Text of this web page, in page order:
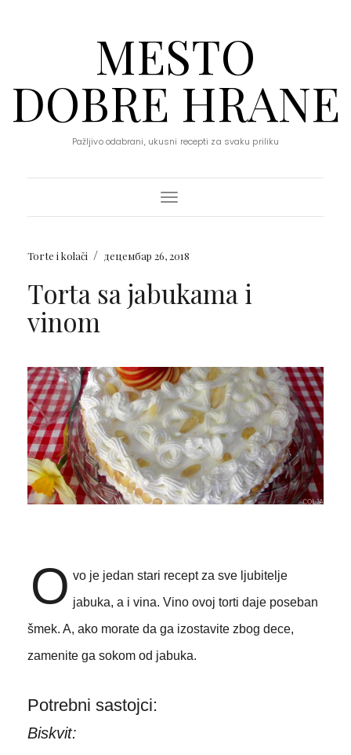
MESTO
DOBRE HRANE
Pažljivo odabrani, ukusni recepti za svaku priliku
Toggle Navigation
Torte i kolači / децембар 26, 2018
Torta sa jabukama i
vinom
O vo je jedan stari recept za sve ljubitelje
jabuka, a i vina. Vino ovoj torti daje poseban
šmek. A, ako morate da ga izostavite zbog dece,
zamenite ga sokom od jabuka.
Potrebni sastojci:
Biskvit: